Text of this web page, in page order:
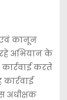
कानून
अभियान के
करते
अधीक्षक